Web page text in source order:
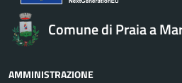
Comune di Praia a
AMMINISTRAZIONE